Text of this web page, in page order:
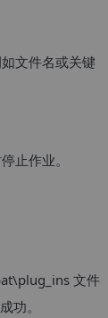
文件名或关键
止作业。
文件
功。